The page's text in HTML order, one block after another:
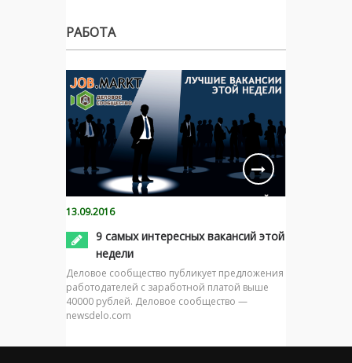
РАБОТА
13.09.2016
9 самых интересных вакансий этой
недели
Деловое сообщество публикует предложения
работодателей с заработной платой выше
40000 рублей. Деловое сообщество —
newsdelo.com